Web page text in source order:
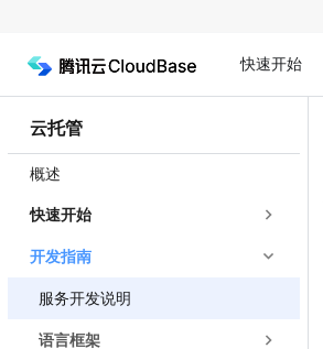
快速开始
云托管
概述
快速开始
开发指南
服务开发说明
语言框架